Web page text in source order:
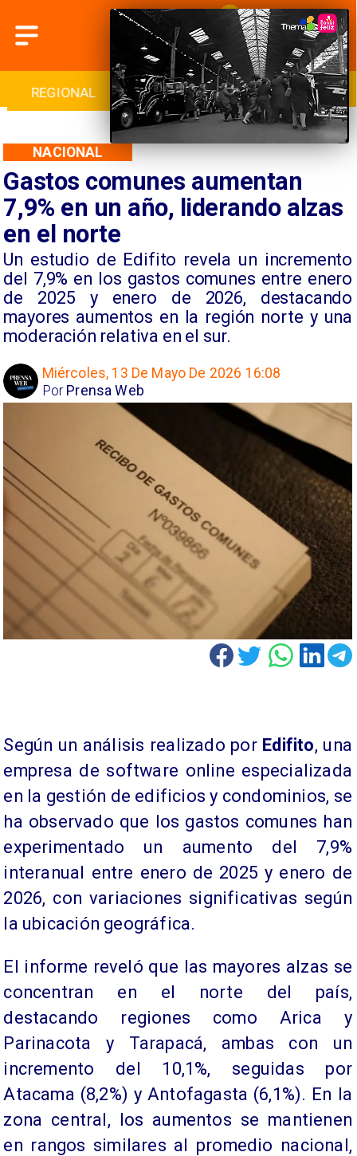
INTERNACIONAL DEPORTES CULTURA
Gastos comunes aumentan
7,9% en un año, liderando alzas
en el norte
Un estudio de Edifito revela un incremento
del 7,9% en los gastos comunes entre enero
de 2025 y enero de 2026, destacando
mayores aumentos en la región norte y una
moderación relativa en el sur.
NACIONAL
Miércoles, 13 De Mayo De 2026 16:08
Prensa Web
Por
Según un análisis realizado por Edifito, una
empresa de software online especializada
en la gestión de edificios y condominios, se
ha observado que los gastos comunes han
experimentado un aumento del 7,9%
interanual entre enero de 2025 y enero de
2026, con variaciones significativas según
la ubicación geográfica.
El informe reveló que las mayores alzas se
concentran en el norte del país,
destacando regiones como Arica y
Parinacota y Tarapacá, ambas con un
incremento del 10,1%, seguidas por
Atacama (8,2%) y Antofagasta (6,1%). En la
zona central, los aumentos se mantienen
en rangos similares al promedio nacional,